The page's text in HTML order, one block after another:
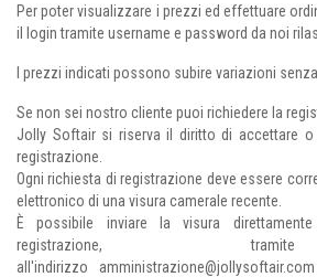
Per poter visualizzare i prezzi ed effettuare
il login tramite username e password da noi
I prezzi indicati possono subire variazioni
Se non sei nostro cliente puoi richiedere la
Jolly Softair si riserva il diritto di accettare o
registrazione.
Ogni richiesta di registrazione deve essere
elettronico di una visura camerale recente.
È possibile inviare la visura
registrazione,
all'indirizzo amministrazione@jollysoftair.com